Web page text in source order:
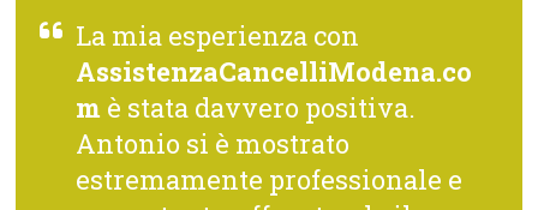
La mia esperienza con
AssistenzaCancelliModena.co
m è stata davvero positiva.
Antonio si è mostrato
estremamente professionale e